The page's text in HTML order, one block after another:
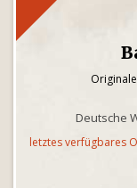
Deutsche
letztes verfügbares